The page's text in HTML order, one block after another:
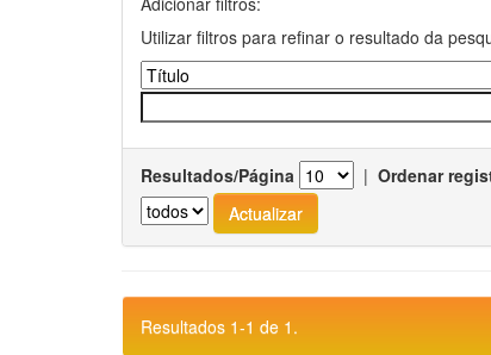
Utilizar filtros para refinar o resultado da
Resultados/Página | Ordenar
Resultados 1-1 de 1.